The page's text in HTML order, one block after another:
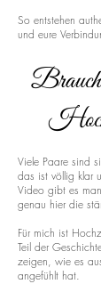
So entstehen
und eure
Viele Paare sind
das ist völlig klar
Video gibt es
genau hier die
Für mich ist
Teil der
zeigen, wie es
angefühlt hat.